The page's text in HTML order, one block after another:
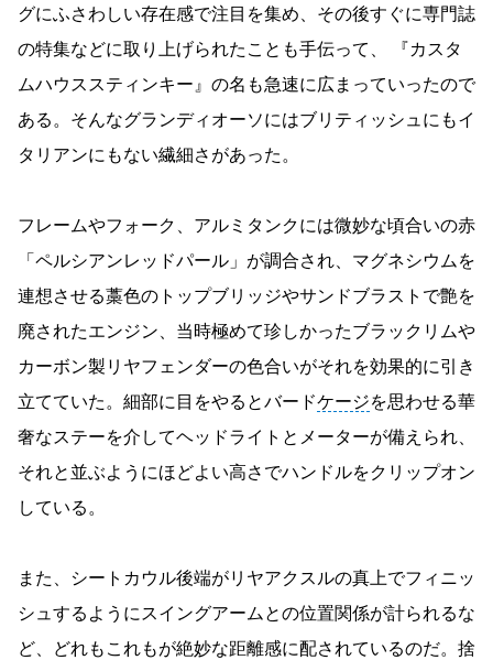
グにふさわしい存在感で注目を集め、その後すぐに専門誌
の特集などに取り上げられたことも手伝って、 『カスタ
ムハウススティンキー』の名も急速に広まっていったので
ある。そんなグランディオーソにはブリティッシュにもイ
タリアンにもない繊細さがあった。
フレームやフォーク、アルミタンクには微妙な頃合いの赤
「ペルシアンレッドパール」が調合され、マグネシウムを
連想させる藁色のトップブリッジやサンドブラストで艶を
廃されたエンジン、当時極めて珍しかったブラックリムや
カーボン製リヤフェンダーの色合いがそれを効果的に引き
立てていた。細部に目をやるとバードケージを思わせる華
奢なステーを介してヘッドライトとメーターが備えられ、
それと並ぶようにほどよい高さでハンドルをクリップオン
している。
また、シートカウル後端がリヤアクスルの真上でフィニッ
シュするようにスイングアームとの位置関係が計られるな
ど、どれもこれもが絶妙な距離感に配されているのだ。捨